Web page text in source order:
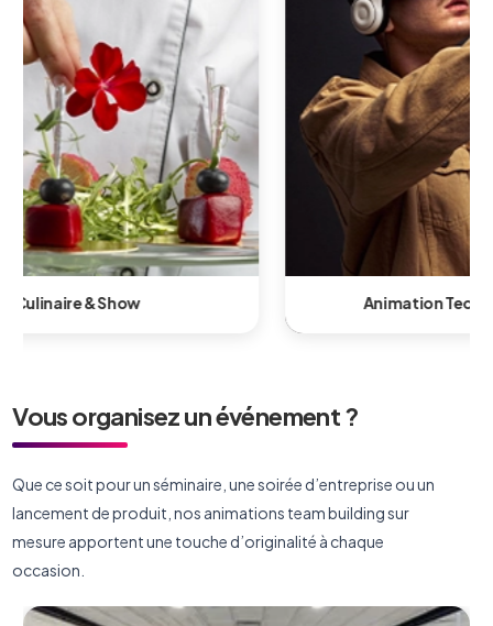
Animation Technologique & Innovante
Vous organisez un événement ?
Que ce soit pour un séminaire, une soirée d’entreprise ou un
lancement de produit, nos animations team building sur
mesure apportent une touche d’originalité à chaque
occasion.